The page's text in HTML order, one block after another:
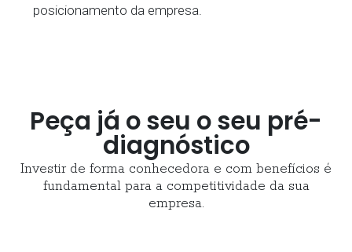
posicionamento da empresa.
Peça já o seu o seu pré-
diagnóstico
Investir de forma conhecedora e com benefícios é
fundamental para a competitividade da sua
empresa.